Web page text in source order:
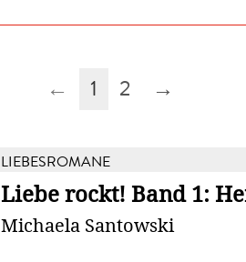
← 1 2 →
LIEBESROMANE
Liebe rockt! Band 1:
Michaela Santowski